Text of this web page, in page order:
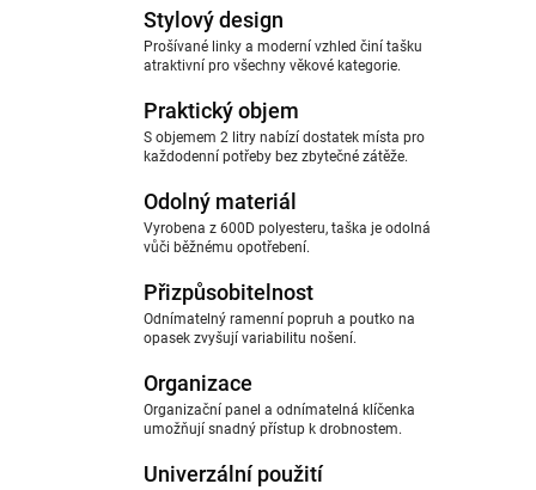
Stylový design
Prošívané linky a moderní vzhled činí tašku
atraktivní pro všechny věkové kategorie.
Praktický objem
S objemem 2 litry nabízí dostatek místa pro
každodenní potřeby bez zbytečné zátěže.
Odolný materiál
Vyrobena z 600D polyesteru, taška je odolná
vůči běžnému opotřebení.
Přizpůsobitelnost
Odnímatelný ramenní popruh a poutko na
opasek zvyšují variabilitu nošení.
Organizace
Organizační panel a odnímatelná klíčenka
umožňují snadný přístup k drobnostem.
Univerzální použití